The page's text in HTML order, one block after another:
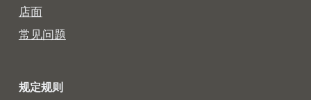
店面
常见问题
规定规则